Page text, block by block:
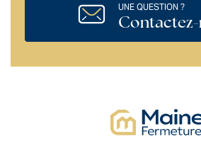
UNE QUESTION ?